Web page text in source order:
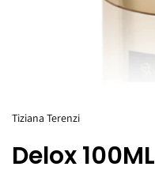
Tiziana Terenzi
Delox 100ML